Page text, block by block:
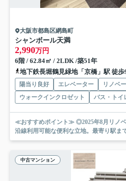
大阪市都島区網島町
シャンボール天満
2,990万円
6階 / 62.84㎡ / 2LDK /築51年
地下鉄長堀鶴見緑地「京橋」駅 徒歩
陽当り良好 エレベーター
リノベ
ウォークインクロゼット
バス・トイ
≪おすすめポイント≫ ◎2025年8月リノ
沿線利用可能な便利な立地。最寄り駅ま
中古マンション